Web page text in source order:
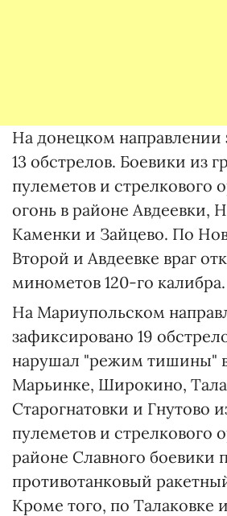
На донецком направлении
13 обстрелов. Боевики из
пулеметов и стрелкового
огонь в районе Авдеевки,
Каменки и Зайцево. По
Второй и Авдеевке враг
минометов 120-го калибра.
На Мариупольском
зафиксировано 19
нарушал "режим тишины"
Марьинке, Широкино,
Старогнатовки и Гнутово
пулеметов и стрелкового
районе Славного боевики
противотанковый
Кроме того, по Талаковке